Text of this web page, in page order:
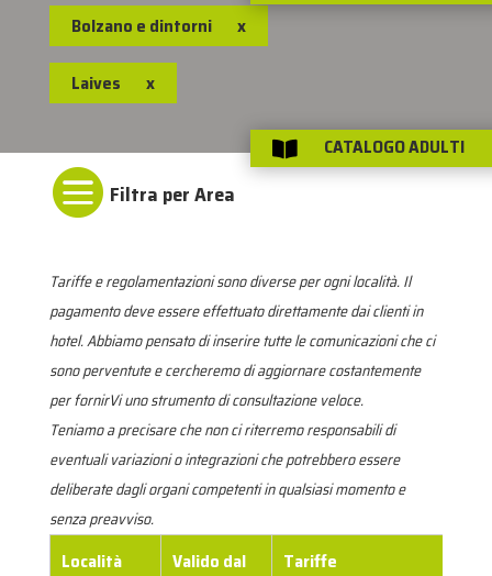
Bolzano e dintorni x
Laives x

Tariffe e regolamentazioni sono diverse per ogni località. Il
pagamento deve essere effettuato direttamente dai clienti in
hotel. Abbiamo pensato di inserire tutte le comunicazioni che ci
sono perventute e cercheremo di aggiornare costantemente
per fornirVi uno strumento di consultazione veloce.
Teniamo a precisare che non ci riterremo responsabili di
eventuali variazioni o integrazioni che potrebbero essere
deliberate dagli organi competenti in qualsiasi momento e
senza preavviso.
Località Valido dal Tariffe
 CATALOGO ADULTI